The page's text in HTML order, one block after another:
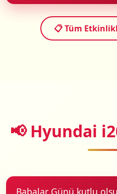
📋 Tüm
📢 Hyundai
Babalar Günü kutlu